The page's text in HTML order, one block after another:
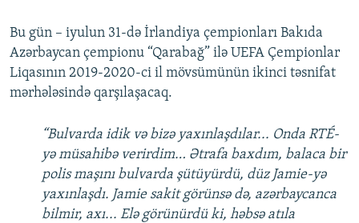
Bu gün – iyulun 31-də İrlandiya çempionları Bakıda
Azərbaycan çempionu “Qarabağ” ilə UEFA Çempionlar
Liqasının 2019-2020-ci il mövsümünün ikinci təsnifat
mərhələsində qarşılaşacaq.
“Bulvarda idik və bizə yaxınlaşdılar... Onda RTÉ-
yə müsahibə verirdim… Ətrafa baxdım, balaca bir
polis maşını bulvarda şütüyürdü, düz Jamie-yə
yaxınlaşdı. Jamie sakit görünsə də, azərbaycanca
bilmir, axı... Elə görünürdü ki, həbsə atıla